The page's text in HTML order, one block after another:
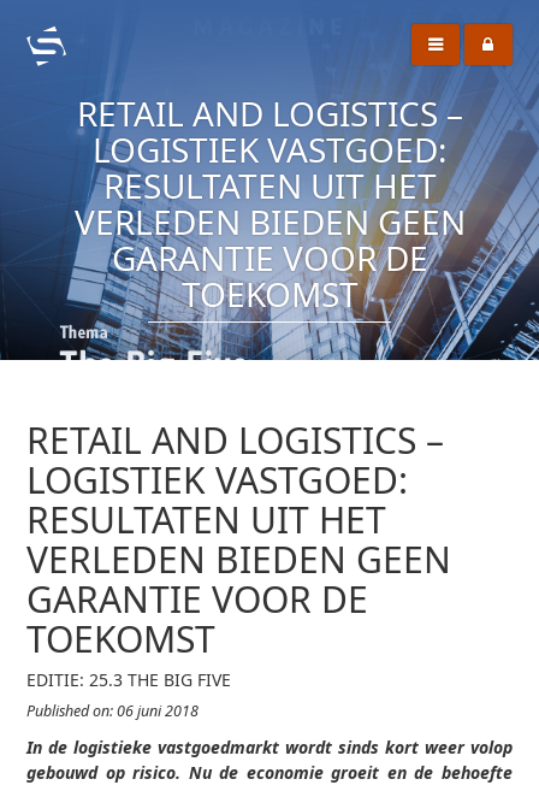
RETAIL AND LOGISTICS –
LOGISTIEK VASTGOED:
RESULTATEN UIT HET
VERLEDEN BIEDEN GEEN
GARANTIE VOOR DE
TOEKOMST
RETAIL AND LOGISTICS –
LOGISTIEK VASTGOED:
RESULTATEN UIT HET
VERLEDEN BIEDEN GEEN
GARANTIE VOOR DE
TOEKOMST
EDITIE: 25.3 THE BIG FIVE
Published on: 06 juni 2018
In de logistieke vastgoedmarkt wordt sinds kort weer volop
gebouwd op risico. Nu de economie groeit en de behoefte